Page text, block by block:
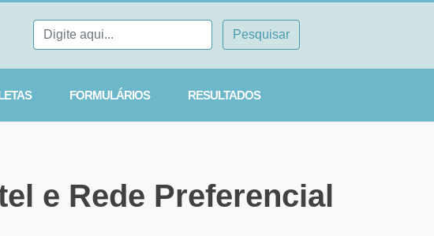
FORMULÁRIOS RESULTADOS
e Rede Preferencial